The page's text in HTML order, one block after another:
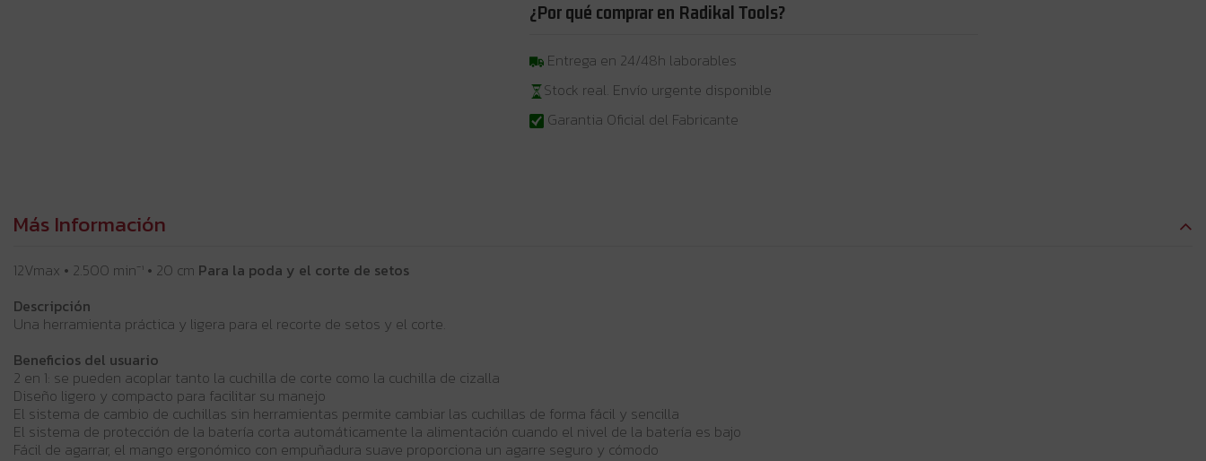
¿Por qué comprar en Radikal Tools?
Entrega en 24/48h laborables
Stock real. Envío urgente disponible
Garantia Oficial del Fabricante
Más Información
12Vmax • 2.500 min⁻¹ • 20 cm Para la poda y el corte de setos
Descripción
Una herramienta práctica y ligera para el recorte de setos y el corte.
Beneficios del usuario
2 en 1: se pueden acoplar tanto la cuchilla de corte como la cuchilla de cizalla
Diseño ligero y compacto para facilitar su manejo
El sistema de cambio de cuchillas sin herramientas permite cambiar las cuchillas de forma fácil y sencilla
El sistema de protección de la batería corta automáticamente la alimentación cuando el nivel de la batería es bajo
Fácil de agarrar, el mango ergonómico con empuñadura suave proporciona un agarre seguro y cómodo